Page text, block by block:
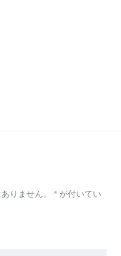
りません。 * が付いてい